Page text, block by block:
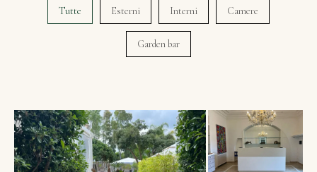
Tutte Esterni Interni Camere
Garden bar
gallery-generale